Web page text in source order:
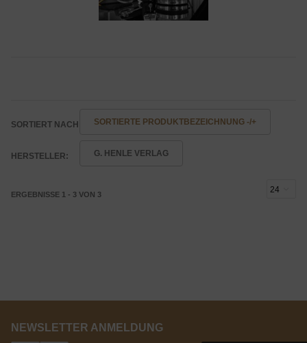
SORTIERT NACH SORTIERTE PRODUKTBEZEICHNUNG -/+
HERSTELLER: G. HENLE VERLAG
ERGEBNISSE 1 - 3 VON 3
NEWSLETTER ANMELDUNG